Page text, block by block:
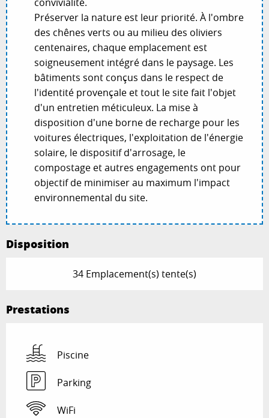
Préserver la nature est leur priorité. À l'ombre
des chênes verts ou au milieu des oliviers
centenaires, chaque emplacement est
soigneusement intégré dans le paysage. Les
bâtiments sont conçus dans le respect de
l'identité provençale et tout le site fait l'objet
d'un entretien méticuleux. La mise à
disposition d'une borne de recharge pour les
voitures électriques, l'exploitation de l'énergie
solaire, le dispositif d'arrosage, le
compostage et autres engagements ont pour
objectif de minimiser au maximum l'impact
environnemental du site.
Disposition
34 Emplacement(s) tente(s)
Prestations
Piscine
Parking
WiFi